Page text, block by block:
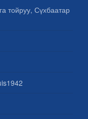
тойруу, Сүхбаатар